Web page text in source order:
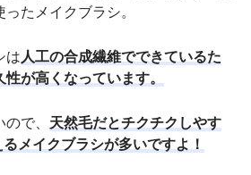
たメイクブラシ。
は 人工の合成繊維でできているた
が高くなっています。
で、 天然毛だとチクチクしやす
メイクブラシが多いですよ！